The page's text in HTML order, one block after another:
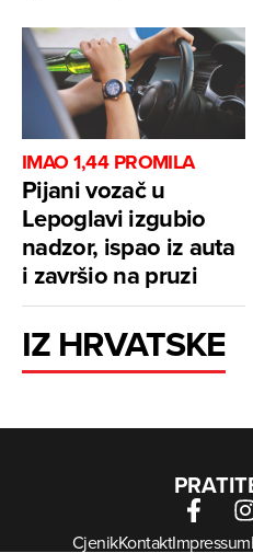
IMAO 1,44 PROMILA
Pijani vozač u
Lepoglavi izgubio
nadzor, ispao iz auta
i završio na pruzi
IZ HRVATSKE
CjenikKontaktImpressum